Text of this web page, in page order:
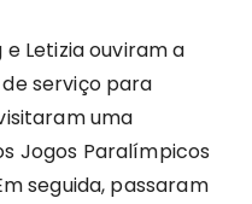
Letizia ouviram a
serviço para
uma
Jogos Paralímpicos
seguida, passaram